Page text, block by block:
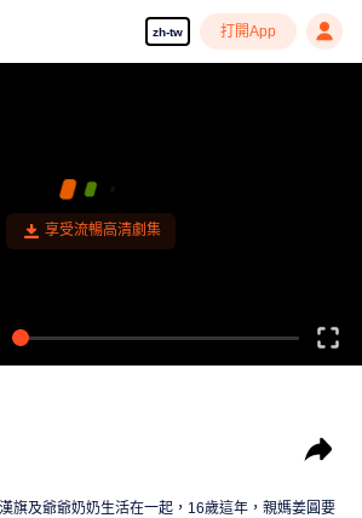
zh-tw 打開App
享受流暢高清劇集
旗及爺爺奶奶生活在一起，16歲這年，親媽姜圓要